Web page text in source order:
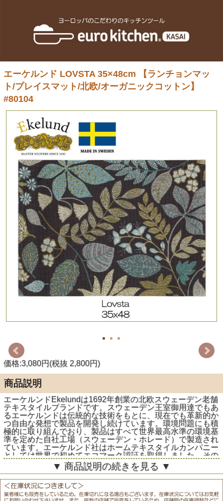
エーケルンド LOVSTA 35×48cm 【ランチョンマッ
ト/プレイスマット/北欧/オーガニックコットン】
#80104
価格:3,080円(税抜 2,800円)
商品説明
エーケルンドEkelundは1692年創業の北欧スウェーデン老舗
テキスタイルブランドです。スウェーデン王室御用達でもあ
るエーケルンドは伝統的な技術をもとに、現在でも革新的か
つ自由な発想で製品を開発し続けています。環境問題にも積
極的に取り組んでおり、製品はすべて世界最高水準の環境基
準を定めた自社工場（スウェーデン・ホレード）で製造され
ています。エーケルンド社はホームテキスタイルカンパニー
としては世界で初めてエコマーク認証を取得しました。その
高い品質と美しいデザインは永く人々に愛されています。
▼ 商品説明の続きを見る ▼